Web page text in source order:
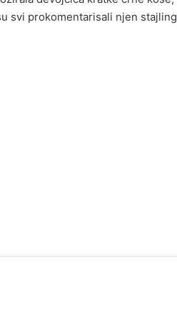
svi prokomentarisali njen